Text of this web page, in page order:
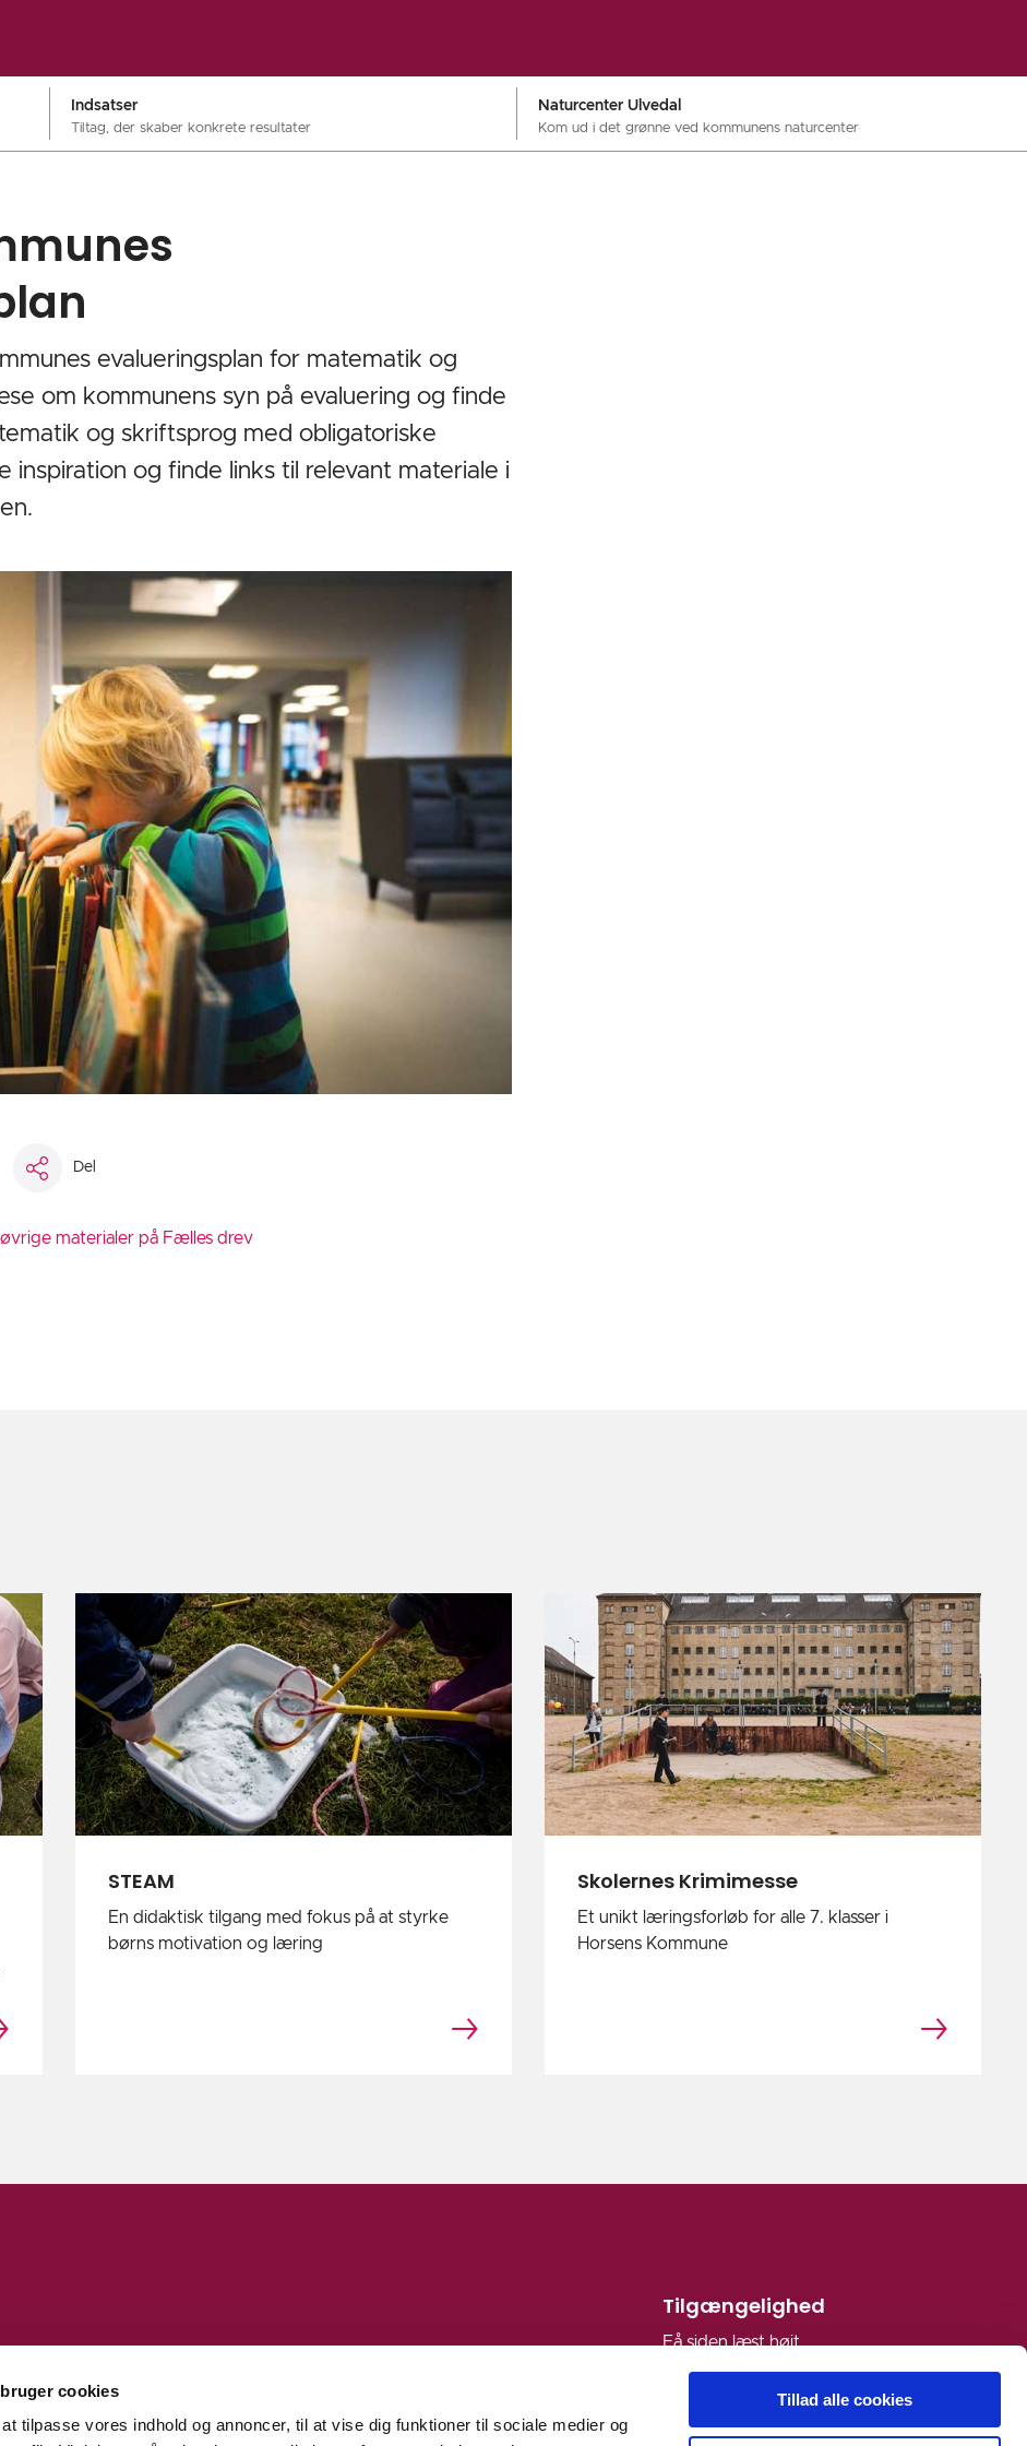
cookies
tilpasse vores indhold og annoncer, til at vise dig funktioner til sociale medier og
Tillad alle cookies
Indsatser
Tiltag, der skaber konkrete resultater
Naturcenter Ulvedal
Kom ud i det grønne ved kommunens naturcenter
evalueringsplan for matematik og
om kommunens syn på evaluering og finde
og skriftsprog med obligatoriske
inspiration og finde links til relevant materiale i
Del
materialer på Fælles drev
STEAM
En didaktisk tilgang med fokus på at styrke
børns motivation og læring
Skolernes Krimimesse
Et unikt læringsforløb for alle 7. klasser i
Horsens Kommune
Tilgængelighed
Få siden læst højt
Læs tilgængelighedserklæring